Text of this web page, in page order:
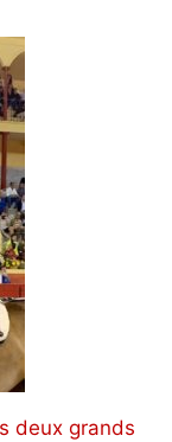
deux grands